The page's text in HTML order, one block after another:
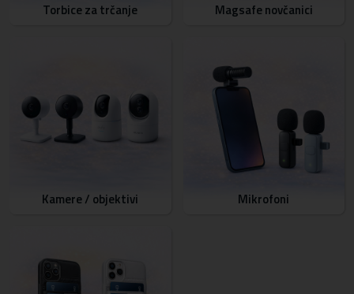
Torbice za trčanje Magsafe novčanici
Kamere / objektivi Mikrofoni